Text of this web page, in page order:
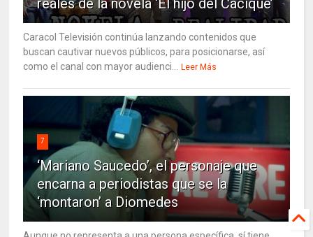
reales de la novela ‘El hijo del Cacique’
Caracol Televisión continúa lanzando contenidos que
buscan cautivar nuevos públicos, para posicionarse, así
como el canal con mayor audienci... Leer Más
7
‘Mariano Saucedo’, el personaje que
encarna a periodistas que se la
‘montaron’ a Diomedes